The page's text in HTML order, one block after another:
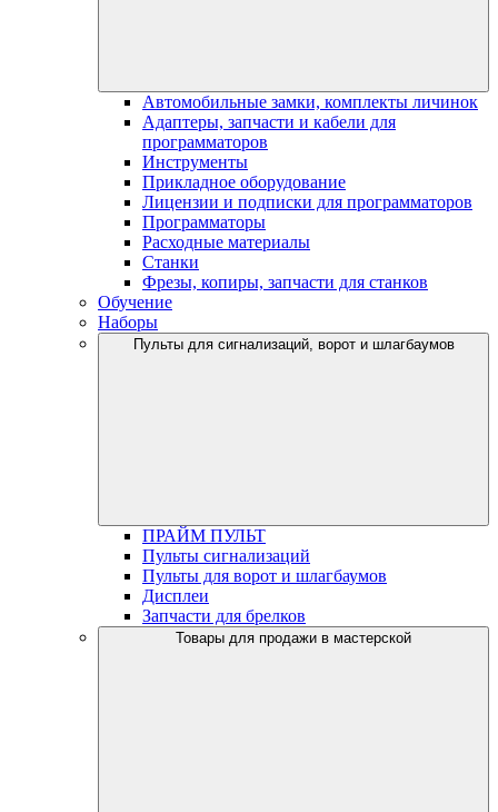
Автомобильные замки, комплекты личинок
Адаптеры, запчасти и кабели для
программаторов
Инструменты
Прикладное оборудование
Лицензии и подписки для программаторов
Программаторы
Расходные материалы
Станки
Фрезы, копиры, запчасти для станков
Обучение
Наборы
Пульты для сигнализаций, ворот и шлагбаумов
ПРАЙМ ПУЛЬТ
Пульты сигнализаций
Пульты для ворот и шлагбаумов
Дисплеи
Запчасти для брелков
Товары для продажи в мастерской